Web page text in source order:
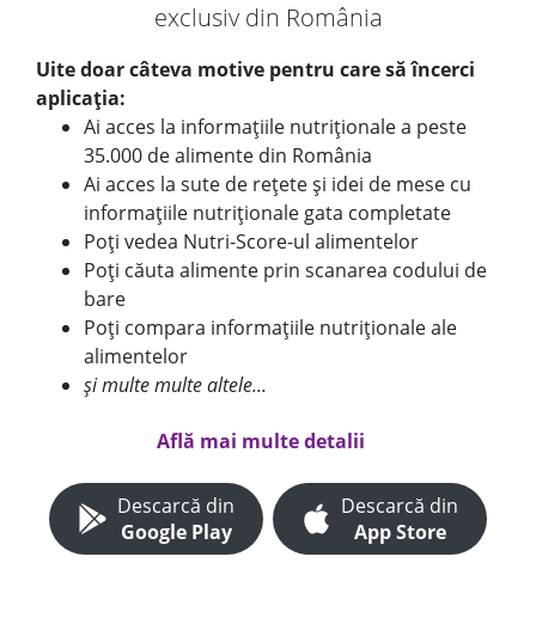
exclusiv din România
Uite doar câteva motive pentru care să încerci
aplicația:
Ai acces la informațiile nutriționale a peste
35.000 de alimente din România
Ai acces la sute de rețete și idei de mese cu
informațiile nutriționale gata completate
Poți vedea Nutri-Score-ul alimentelor
Poți căuta alimente prin scanarea codului de
bare
Poți compara informațiile nutriționale ale
alimentelor
și multe multe altele...
Află mai multe detalii
Descarcă din
Google Play
Descarcă din
App Store